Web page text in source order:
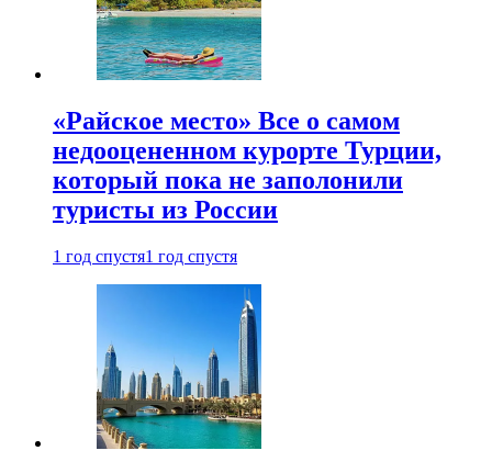
«Райское место» Все о самом
недооцененном курорте Турции,
который пока не заполонили
туристы из России
1 год спустя1 год спустя